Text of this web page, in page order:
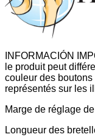
INFORMACIÓN
le produit peut
couleur des
représentés sur les
Marge de réglage
Longueur des